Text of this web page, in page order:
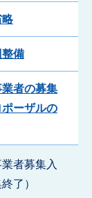
略
整備
者の募集
ーザルの
者募集入
了）